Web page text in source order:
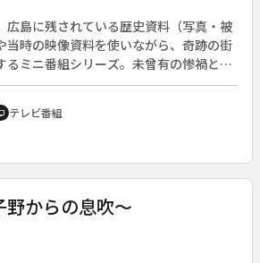
広島に残されている歴史資料（写真・被
当時の映像資料を使いながら、奇跡の街
るミニ番組シリーズ。未曾有の惨禍と恐
はるかに超える力を発揮した人々の姿を
広島赤十字病院は、奇跡的に全壊を免
ほとんどが壊滅したことで、広島赤十
多くの負傷者が救護を求めて押し寄せ
２日間にわたり、従事した救護員は延べ
１千人に上った。「目の前に苦しんでい
りほかないじゃないか」（当時広島赤
テレビ番組
からの息吹～